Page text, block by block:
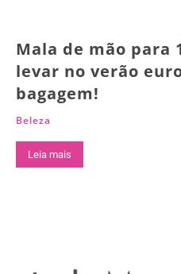
Mala de mão para
levar no verão
bagagem!
Beleza
Leia mais